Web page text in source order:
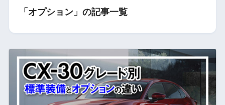
「オプション」の記事一覧